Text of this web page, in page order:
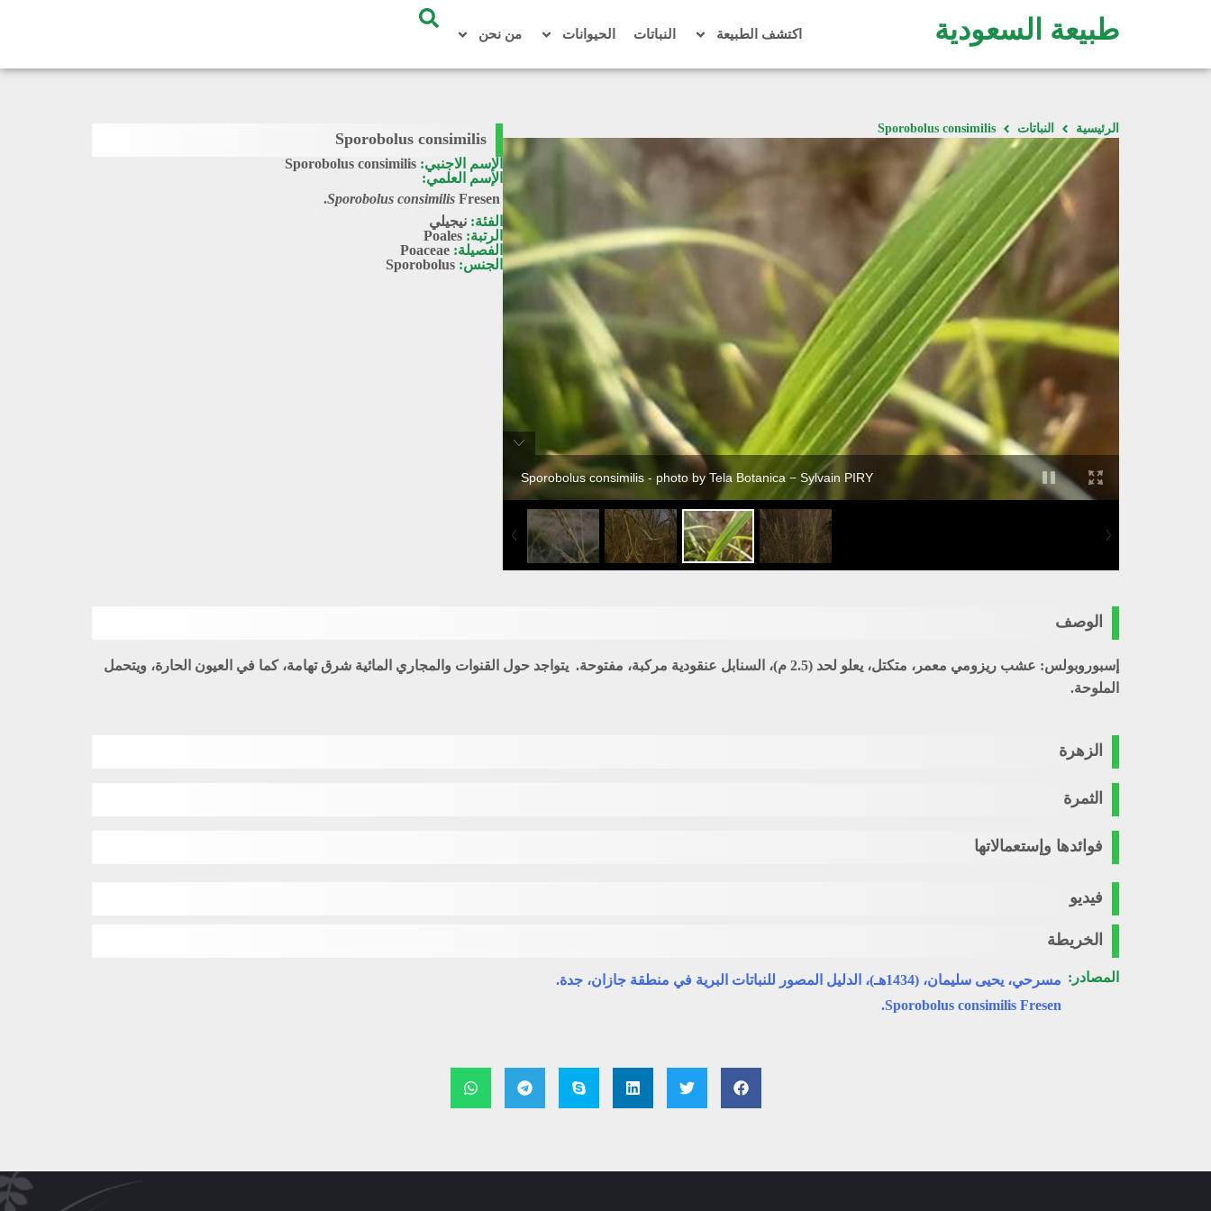
طبيعة السعودية اكتشف الطبيعة النباتات الحيوانات من نحن
الرئيسية النباتات Sporobolus consimilis
Sporobolus consimilis - photo by Tela Botanica − Sylvain PIRY
Sporobolus consimilis
الإسم الاجنبي: Sporobolus consimilis
الإسم العلمي:
Sporobolus consimilis Fresen.
الفئة: نيجيلي
الرتبة: Poales
الفصيلة: Poaceae
الجنس: Sporobolus
الوصف
إسبوروبولس
: عشب ريزومي معمر، متكتل، يعلو لحد (2.5 م)، السنابل عنقودية مركبة، مفتوحة. يتواجد حول القنوات والمجاري المائية شرق تهامة، كما في العيون الحارة، ويتحمل
الملوحة.
الزهرة
الثمرة
فوائدها وإستعمالاتها
فيديو
الخريطة
المصادر: مسرحي، يحيى سليمان، (1434هـ)، الدليل المصور للنباتات البرية في منطقة جازان، جدة.
Sporobolus consimilis Fresen.